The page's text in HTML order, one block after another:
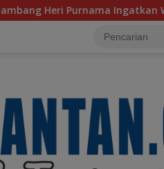
Warga Selektif Pilih Travel